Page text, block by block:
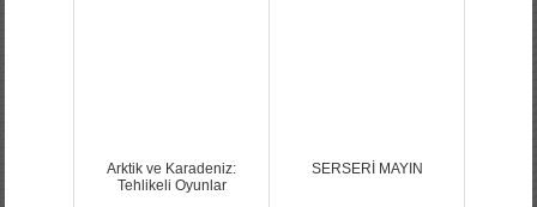
Arktik ve Karadeniz:
Tehlikeli Oyunlar
SERSERİ MAYIN